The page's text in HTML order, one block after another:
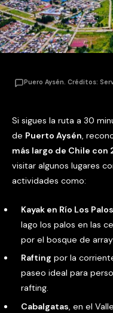
Puero Aysén. Créditos:
Si sigues la ruta a 30
de Puerto Aysén,
más largo de Chile
visitar algunos lugares
actividades como:
Kayak en Río Los Palos
lago los palos en las
por el bosque de
Rafting por la
paseo ideal para
rafting.
Cabalgatas, en el